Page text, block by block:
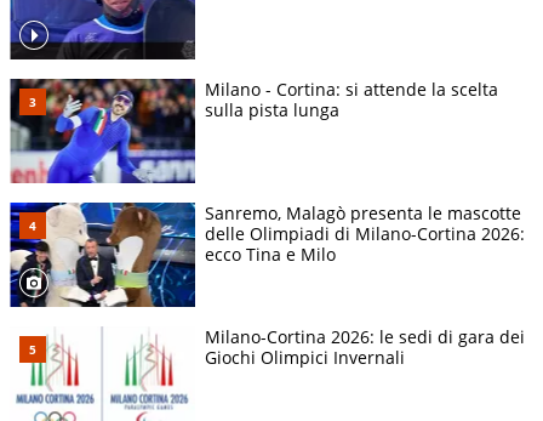
Milano - Cortina: si attende la scelta
sulla pista lunga
Sanremo, Malagò presenta le mascotte
delle Olimpiadi di Milano-Cortina 2026:
ecco Tina e Milo
Milano-Cortina 2026: le sedi di gara dei
Giochi Olimpici Invernali